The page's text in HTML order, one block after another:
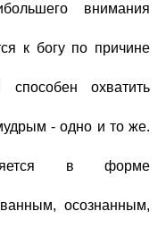
внимания
к богу по причине
охватить
- одно и то же.
в форме
осознанным,